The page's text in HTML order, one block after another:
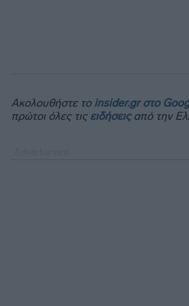
Ακολουθήστε το insider.gr στο
πρώτοι όλες τις ειδήσειςαπό την